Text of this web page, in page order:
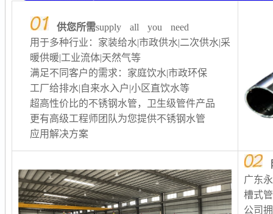
供您所需supply all you need
用于多种行业：家装给水|市政供水|二次供水|采
暖供暖|工业流体|天然气等
满足不同客户的需求：家庭饮水|市政环保
工厂给排水|自来水入户|小区直饮水等
超高性价比的不锈钢水管，卫生级管件产品
更有高级工程师团队为您提供不锈钢水管
应用解决方案
广东
槽式
公司